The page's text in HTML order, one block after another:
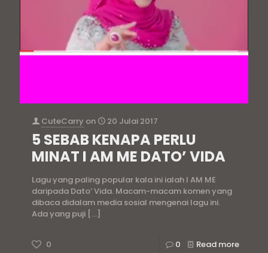
CuteCarry on 20 Julai 2017
5 SEBAB KENAPA PERLU
MINAT I AM ME DATO’ VIDA
Lagu yang paling popular kala ini ialah I AM ME
daripada Dato’ Vida. Macam-macam komen yang
dibaca didalam media sosial mengenai lagu ini.
Ada yang puji […]
0 0 Read more